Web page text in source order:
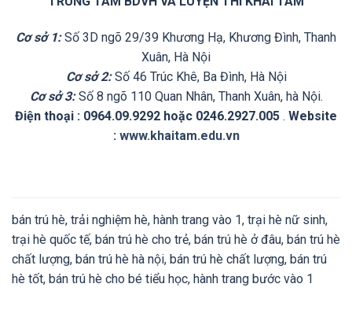
Cơ sở 1:Số 3D ngõ 29/39 Khương Hạ, Khương Đình, Thanh
Xuân, Hà Nội
Cơ sở 2:Số 46 Trúc Khê, Ba Đình, Hà Nội
Cơ sở 3:Số 8 ngõ 110 Quan Nhân, Thanh Xuân, hà Nội.
Điện thoại : 0964.09.9292 hoặc 0246.2927.005 . Website
: www.khaitam.edu.vn
bán trú hè, trải nghiệm hè, hành trang vào 1, trại hè nữ sinh,
trại hè quốc tế, bán trú hè cho trẻ, bán trú hè ở đâu, bán trú hè
chất lượng, bán trú hè hà nội, bán trú hè chất lượng, bán trú
hè tốt, bán trú hè cho bé tiểu học, hành trang bước vào 1